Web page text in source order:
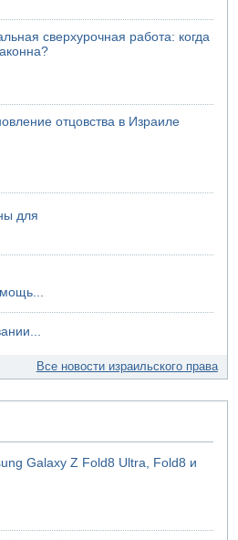
сверхурочная работа: когда
отцовства в Израиле
для
Все новости израильского права
Galaxy Z Fold8 Ultra, Fold8 и